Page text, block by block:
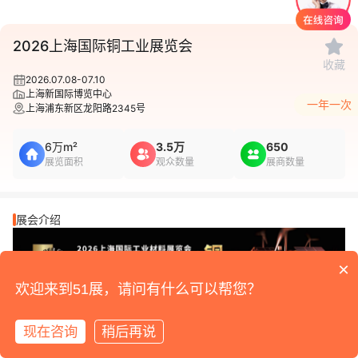
1/1
2026上海国际铜工业展览会
收藏
2026.07.08-07.10
上海新国际博览中心
上海浦东新区龙阳路2345号
一年一次
6万m²
展览面积
3.5万
观众数量
650
展商数量
展会介绍
×
欢迎来到51展，请问有什么可以帮您？
现在咨询 稍后再说